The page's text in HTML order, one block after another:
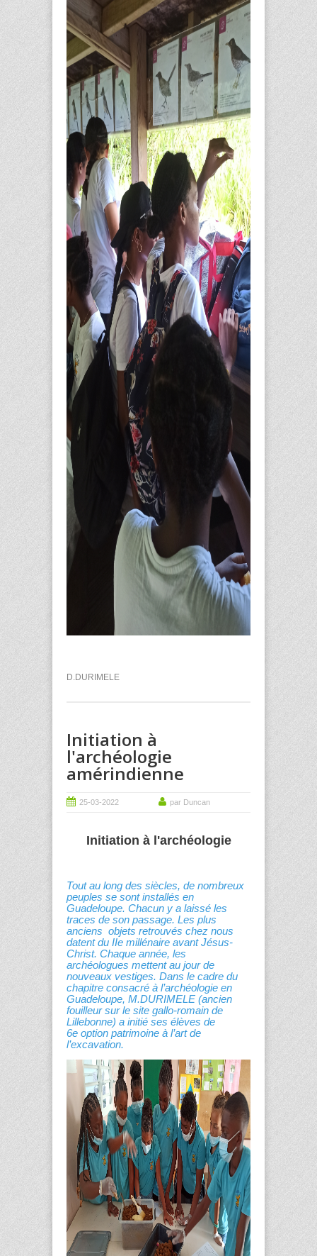
D.DURIMELE
Initiation à
l'archéologie
amérindienne
25-03-2022 par Duncan
Initiation à l'archéologie
Tout au long des siècles, de nombreux
peuples se sont installés en
Guadeloupe. Chacun y a laissé les
traces de son passage. Les plus
anciens objets retrouvés chez nous
datent du IIe millénaire avant Jésus-
Christ. Chaque année, les
archéologues mettent au jour de
nouveaux vestiges. Dans le cadre du
chapitre consacré à l’archéologie en
Guadeloupe, M.DURIMELE (ancien
fouilleur sur le site gallo-romain de
Lillebonne) a initié ses élèves de
6e option patrimoine à l’art de
l’excavation.